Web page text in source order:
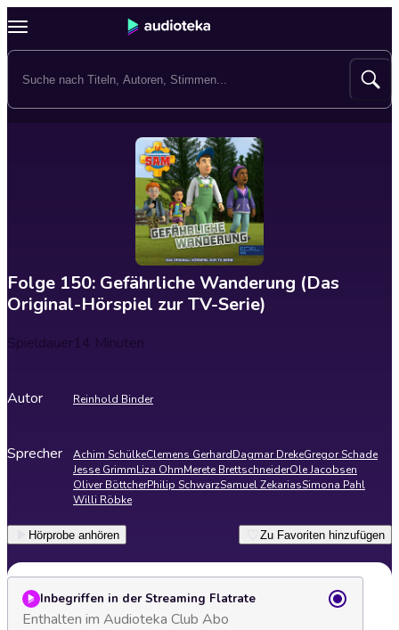
Folge 150: Gefährliche Wanderung (Das
Original-Hörspiel zur TV-Serie)
Spieldauer14 Minuten
Autor Reinhold Binder
Sprecher Achim SchülkeClemens GerhardDagmar DrekeGregor Schade
Jesse GrimmLiza OhmMerete BrettschneiderOle Jacobsen
Oliver BöttcherPhilip SchwarzSamuel ZekariasSimona Pahl
Willi Röbke
Hörprobe anhören Zu Favoriten hinzufügen
Inbegriffen in der Streaming Flatrate
Enthalten im Audioteka Club Abo